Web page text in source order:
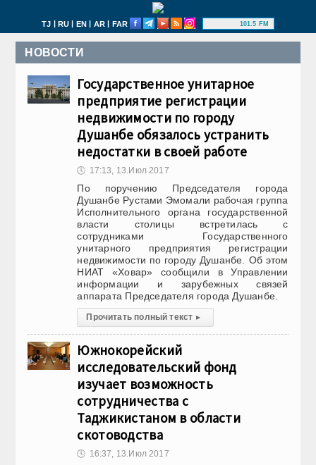
TJ | RU | EN | AR | FAR 101.5 FM
НОВОСТИ
Государственное унитарное
предприятие регистрации
недвижимости по городу
Душанбе обязалось устранить
недостатки в своей работе
🕔 17:13, 13.Июл 2017
По поручению Председателя города
Душанбе Рустами Эмомали рабочая группа
Исполнительного органа государственной
власти столицы встретилась с
сотрудниками Государственного
унитарного предприятия регистрации
недвижимости по городу Душанбе. Об этом
НИАТ «Ховар» сообщили в Управлении
информации и зарубежных связей
аппарата Председателя города Душанбе.
Прочитать полный текст ▸
Южнокорейский
исследовательский фонд
изучает возможность
сотрудничества с
Таджикистаном в области
скотоводства
🕔 16:37, 13.Июл 2017